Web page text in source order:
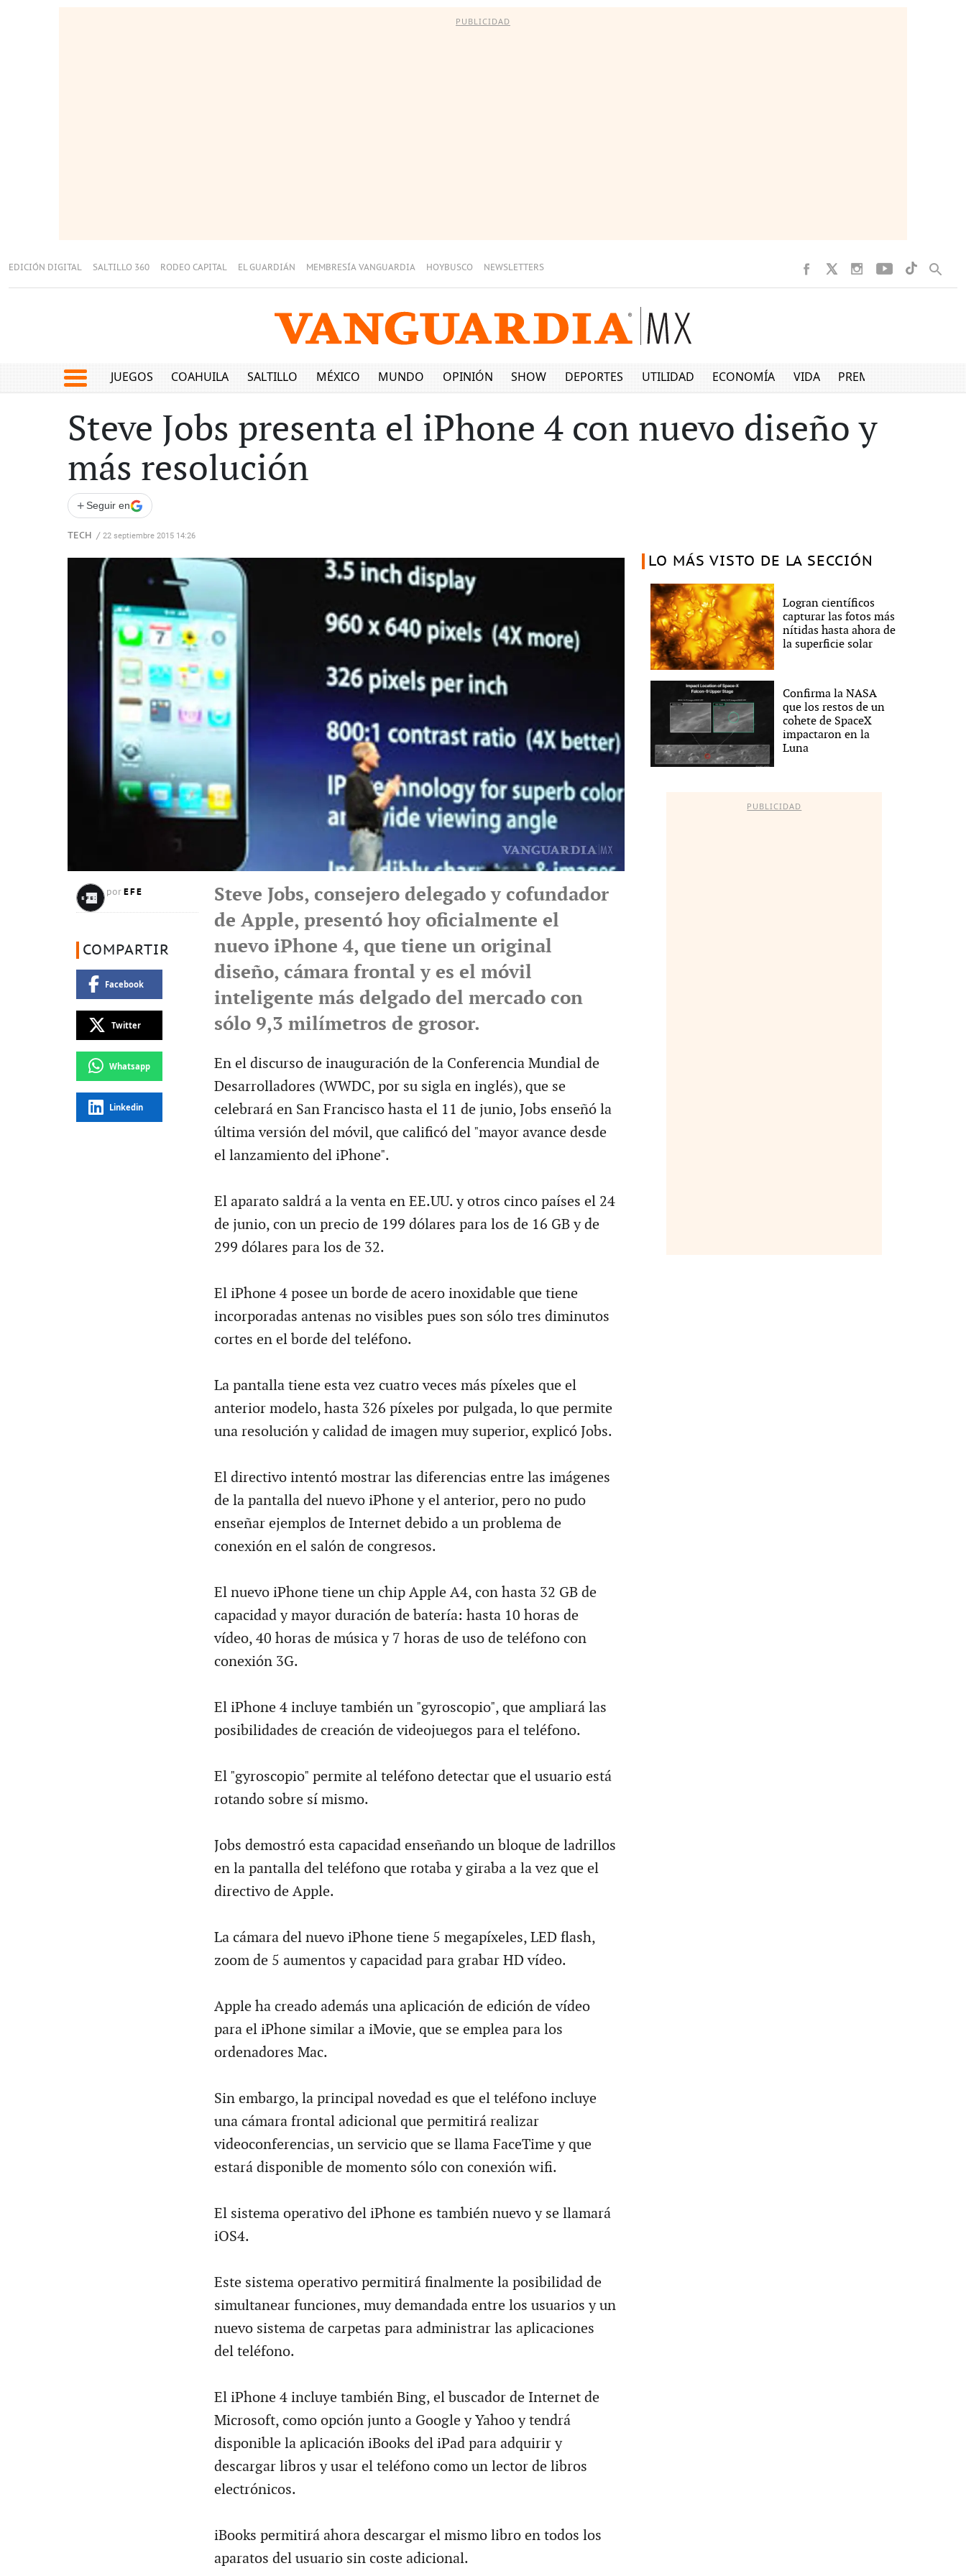
PUBLICIDAD
EDICIÓN DIGITAL SALTILLO 360 RODEO CAPITAL EL GUARDIÁN MEMBRESÍA VANGUARDIA HOYBUSCO NEWSLETTERS
JUEGOS COAHUILA SALTILLO MÉXICO MUNDO OPINIÓN SHOW DEPORTES UTILIDAD ECONOMÍA VIDA PREMIUM
Steve Jobs presenta el iPhone 4 con nuevo diseño y
más resolución
+ Seguir en
TECH / 22 septiembre 2015 14:26
por EFE
COMPARTIR
Facebook
Twitter
Whatsapp
Linkedin
Steve Jobs, consejero delegado y cofundador
de Apple, presentó hoy oficialmente el
nuevo iPhone 4, que tiene un original
diseño, cámara frontal y es el móvil
inteligente más delgado del mercado con
sólo 9,3 milímetros de grosor.
En el discurso de inauguración de la Conferencia Mundial de
Desarrolladores (WWDC, por su sigla en inglés), que se
celebrará en San Francisco hasta el 11 de junio, Jobs enseñó la
última versión del móvil, que calificó del "mayor avance desde
el lanzamiento del iPhone".
El aparato saldrá a la venta en EE.UU. y otros cinco países el 24
de junio, con un precio de 199 dólares para los de 16 GB y de
299 dólares para los de 32.
El iPhone 4 posee un borde de acero inoxidable que tiene
incorporadas antenas no visibles pues son sólo tres diminutos
cortes en el borde del teléfono.
La pantalla tiene esta vez cuatro veces más píxeles que el
anterior modelo, hasta 326 píxeles por pulgada, lo que permite
una resolución y calidad de imagen muy superior, explicó Jobs.
El directivo intentó mostrar las diferencias entre las imágenes
de la pantalla del nuevo iPhone y el anterior, pero no pudo
enseñar ejemplos de Internet debido a un problema de
conexión en el salón de congresos.
El nuevo iPhone tiene un chip Apple A4, con hasta 32 GB de
capacidad y mayor duración de batería: hasta 10 horas de
vídeo, 40 horas de música y 7 horas de uso de teléfono con
conexión 3G.
El iPhone 4 incluye también un "gyroscopio", que ampliará las
posibilidades de creación de videojuegos para el teléfono.
El "gyroscopio" permite al teléfono detectar que el usuario está
rotando sobre sí mismo.
Jobs demostró esta capacidad enseñando un bloque de ladrillos
en la pantalla del teléfono que rotaba y giraba a la vez que el
directivo de Apple.
La cámara del nuevo iPhone tiene 5 megapíxeles, LED flash,
zoom de 5 aumentos y capacidad para grabar HD vídeo.
Apple ha creado además una aplicación de edición de vídeo
para el iPhone similar a iMovie, que se emplea para los
ordenadores Mac.
Sin embargo, la principal novedad es que el teléfono incluye
una cámara frontal adicional que permitirá realizar
videoconferencias, un servicio que se llama FaceTime y que
estará disponible de momento sólo con conexión wifi.
El sistema operativo del iPhone es también nuevo y se llamará
iOS4.
Este sistema operativo permitirá finalmente la posibilidad de
simultanear funciones, muy demandada entre los usuarios y un
nuevo sistema de carpetas para administrar las aplicaciones
del teléfono.
El iPhone 4 incluye también Bing, el buscador de Internet de
Microsoft, como opción junto a Google y Yahoo y tendrá
disponible la aplicación iBooks del iPad para adquirir y
descargar libros y usar el teléfono como un lector de libros
electrónicos.
iBooks permitirá ahora descargar el mismo libro en todos los
aparatos del usuario sin coste adicional.
LO MÁS VISTO DE LA SECCIÓN
Logran científicos
capturar las fotos más
nítidas hasta ahora de
la superficie solar
Confirma la NASA
que los restos de un
cohete de SpaceX
impactaron en la
Luna
PUBLICIDAD